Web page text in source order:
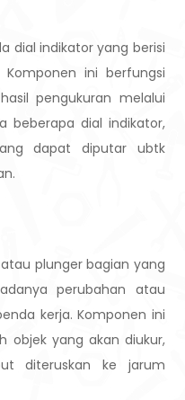
dial indikator yang berisi
ini berfungsi
pengukuran melalui
beberapa dial indikator,
dapat diputar ubtk
plunger bagian yang
perubahan atau
kerja. Komponen ini
objek yang akan diukur,
diteruskan ke jarum